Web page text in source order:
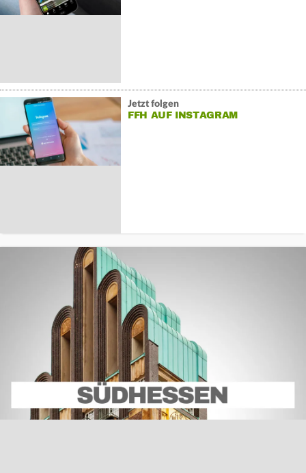
Jetzt folgen
FFH AUF INSTAGRAM